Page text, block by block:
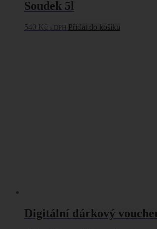
Soudek 5l
540 Kč s DPH Přidat do košíku
Digitální dárkový